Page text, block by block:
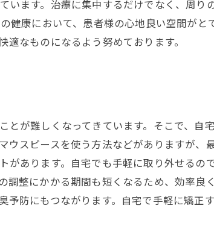
ます。治療に集中するだけでなく、周り
健康において、患者様の心地良い空間が
なものになるよう努めております。
が難しくなってきています。そこで、自
スピースを使う方法などがありますが、
あります。自宅でも手軽に取り外せるの
整にかかる期間も短くなるため、効率良
防にもつながります。自宅で手軽に矯正